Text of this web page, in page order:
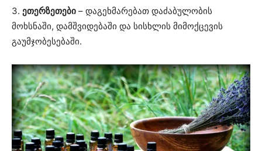
3. ეთერზეთები – დაგეხმარებათ დაძაბულობის
მოხსნაში, დამშვიდებაში და სისხლის მიმოქცევის
გაუმჯობესებაში.